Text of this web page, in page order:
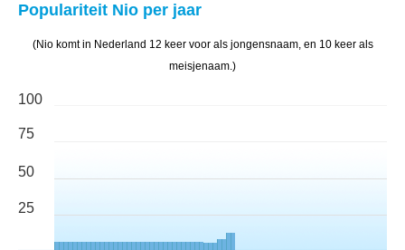
Populariteit Nio per jaar
(Nio komt in Nederland 12 keer voor als jongensnaam, en 10 keer als
meisjenaam.)
100
75
50
25